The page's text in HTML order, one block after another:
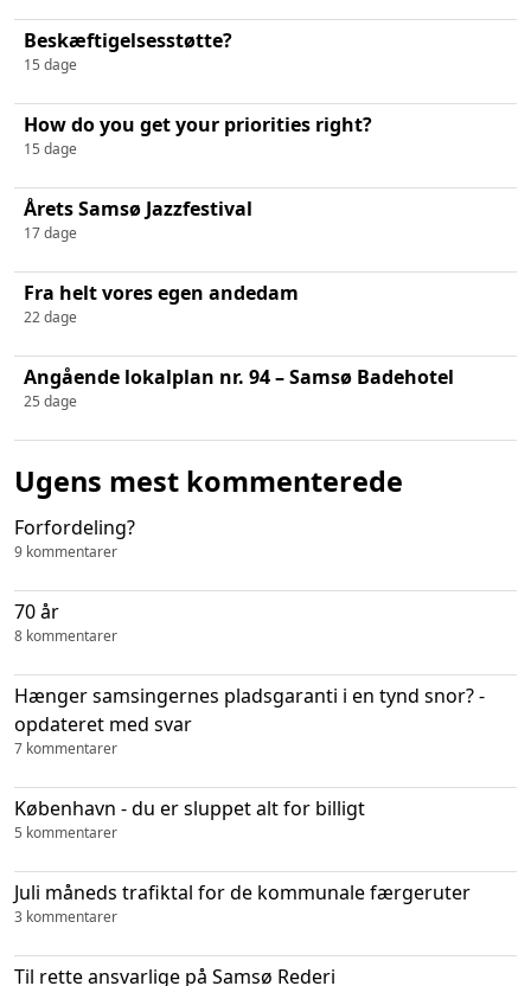
Beskæftigelsesstøtte?
15 dage
How do you get your priorities right?
15 dage
Årets Samsø Jazzfestival
17 dage
Fra helt vores egen andedam
22 dage
Angående lokalplan nr. 94 – Samsø Badehotel
25 dage
Ugens mest kommenterede
Forfordeling?
9 kommentarer
70 år
8 kommentarer
Hænger samsingernes pladsgaranti i en tynd snor? -
opdateret med svar
7 kommentarer
København - du er sluppet alt for billigt
5 kommentarer
Juli måneds trafiktal for de kommunale færgeruter
3 kommentarer
Til rette ansvarlige på Samsø Rederi